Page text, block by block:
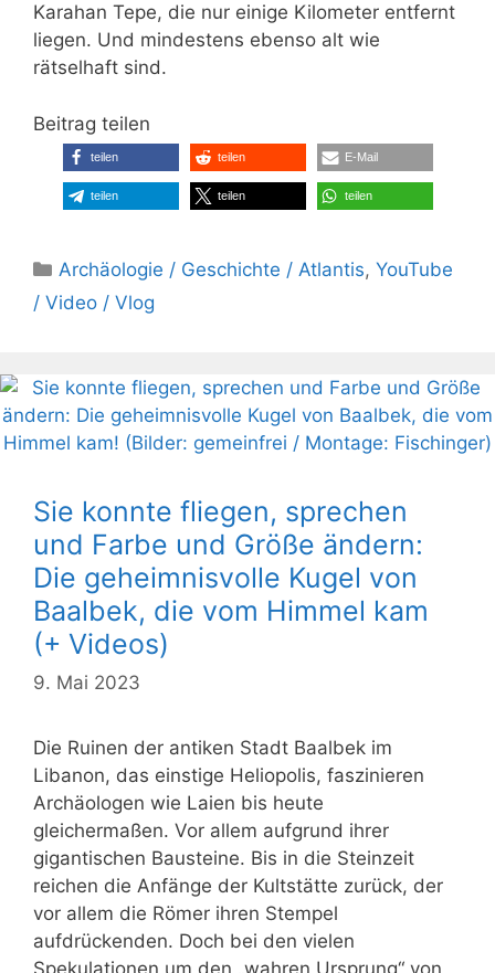
Karahan Tepe, die nur einige Kilometer entfernt
liegen. Und mindestens ebenso alt wie
rätselhaft sind.
Beitrag teilen
teilen teilen E-Mail
teilen teilen teilen
Kategorien
Archäologie / Geschichte / Atlantis,YouTube
/ Video / Vlog
Sie konnte fliegen, sprechen
und Farbe und Größe ändern:
Die geheimnisvolle Kugel von
Baalbek, die vom Himmel kam
(+ Videos)
9. Mai 2023
Die Ruinen der antiken Stadt Baalbek im
Libanon, das einstige Heliopolis, faszinieren
Archäologen wie Laien bis heute
gleichermaßen. Vor allem aufgrund ihrer
gigantischen Bausteine. Bis in die Steinzeit
reichen die Anfänge der Kultstätte zurück, der
vor allem die Römer ihren Stempel
aufdrückenden. Doch bei den vielen